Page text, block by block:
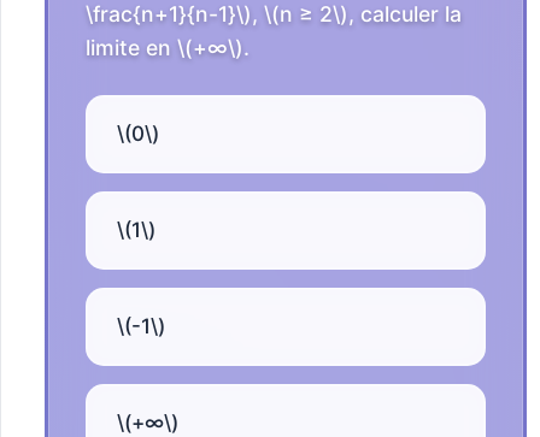
\frac{n+1}{n-1}\), \(n ≥ 2\), calculer la
limite en \(+∞\).
\(0\)
\(1\)
\(-1\)
\(+∞\)